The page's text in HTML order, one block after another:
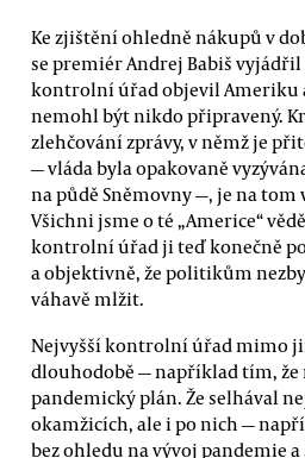
Ke zjištění ohledně nákupů v
se premiér Andrej Babiš vyjádřil
kontrolní úřad objevil Ameriku
nemohl být nikdo připravený.
zlehčování zprávy, v němž je
— vláda byla opakovaně
na půdě Sněmovny —, je na tom
Všichni jsme o té „Americe“
kontrolní úřad ji teď konečně
a objektivně, že politikům
váhavě mlžit.
Nejvyšší kontrolní úřad mimo
dlouhodobě — například tím, že
pandemický plán. Že selhával
okamžicích, ale i po nich —
bez ohledu na vývoj pandemie